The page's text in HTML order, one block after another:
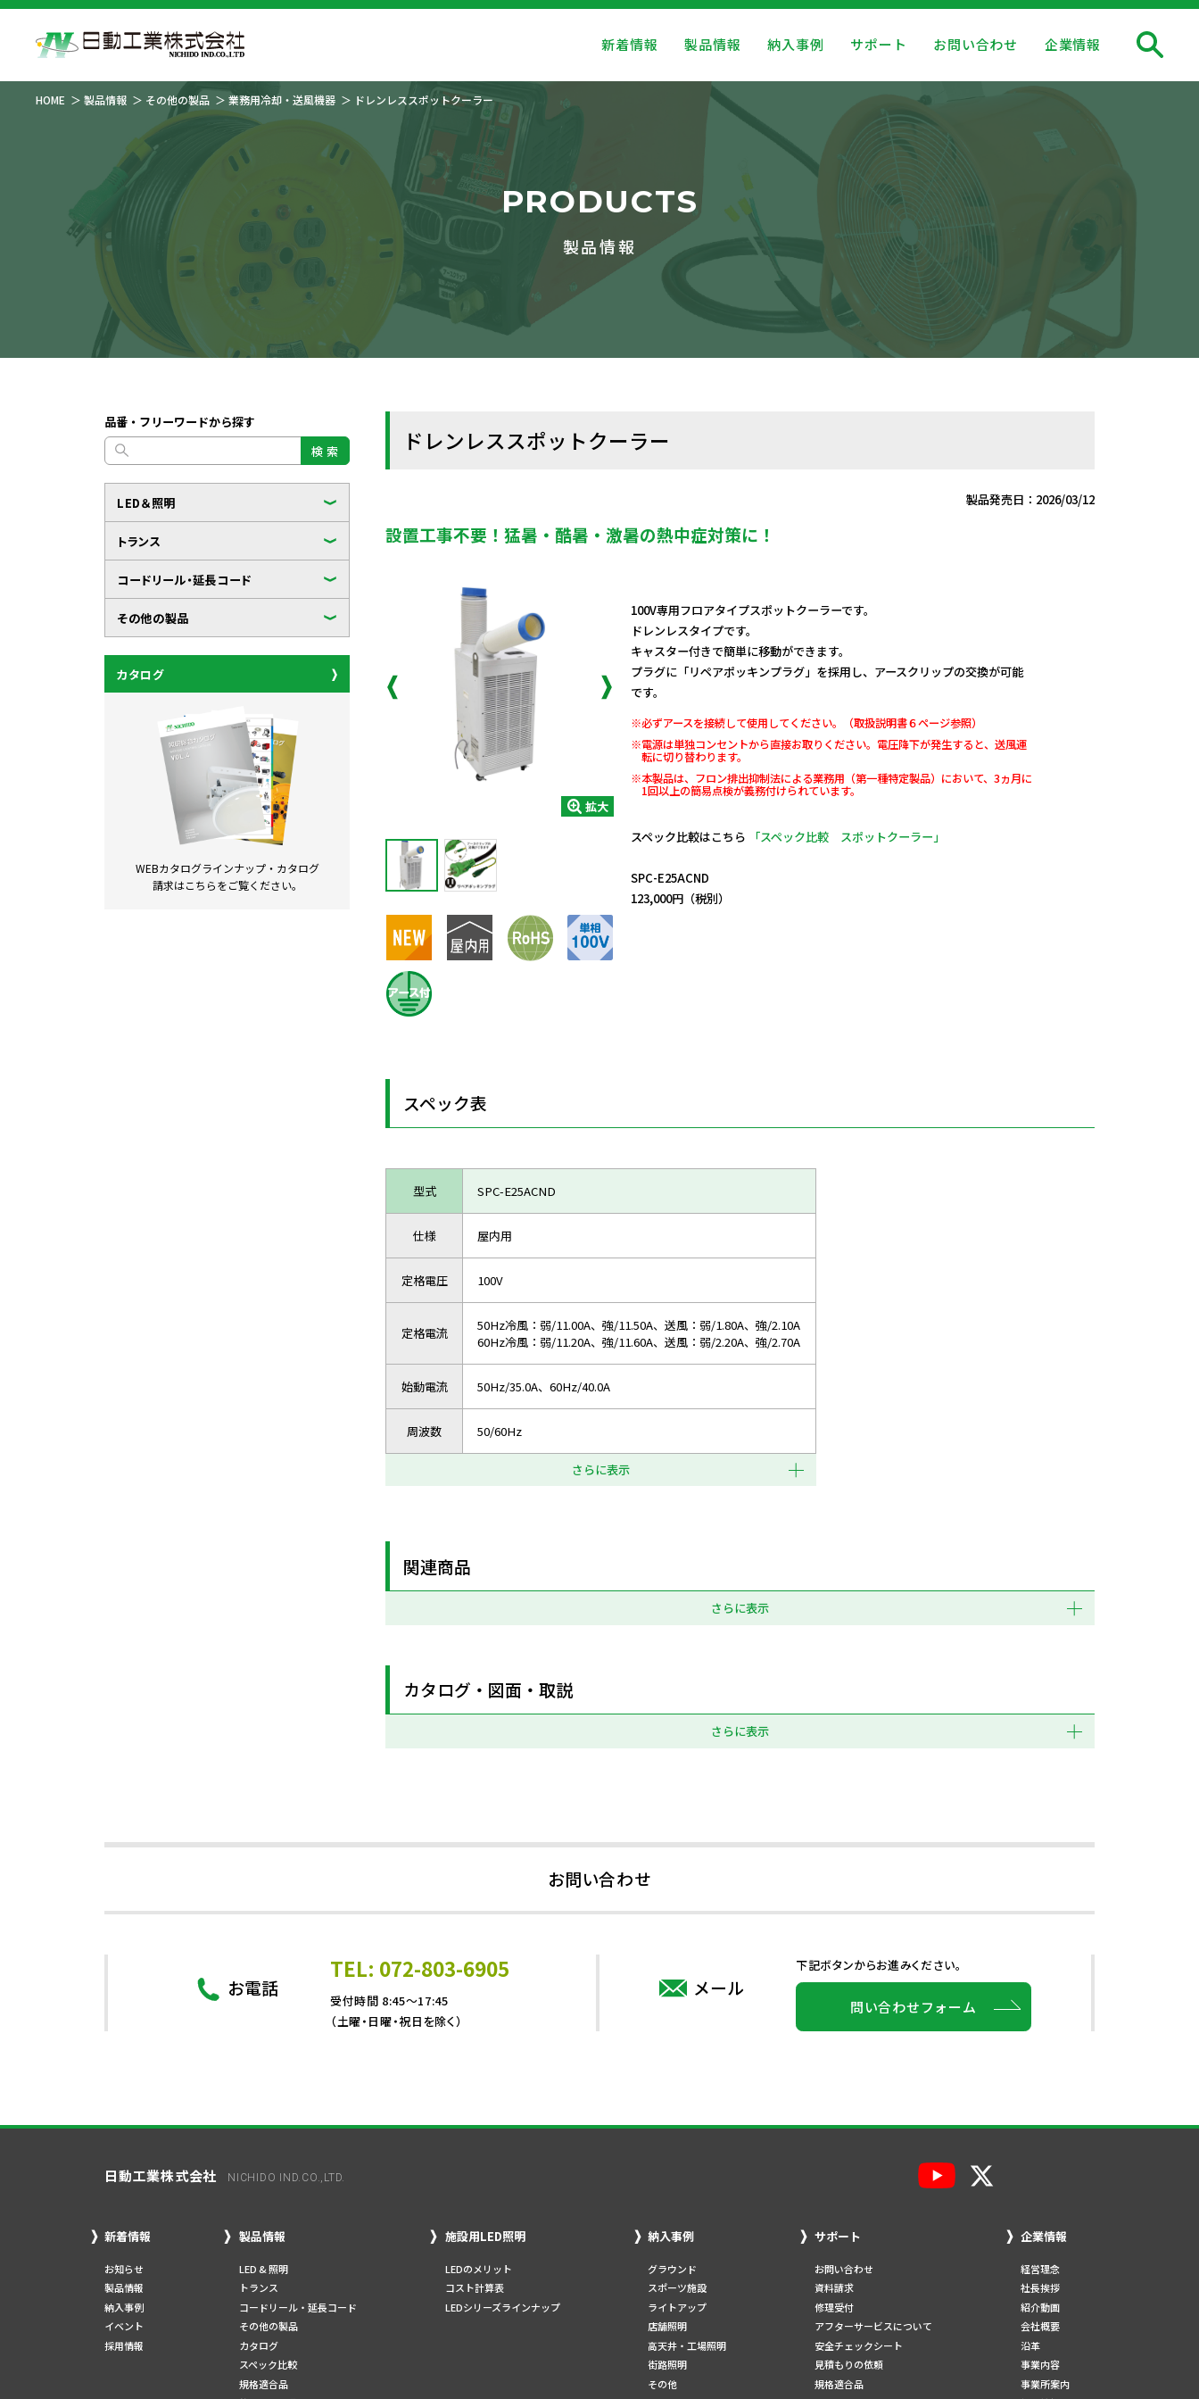
新着情報 製品情報 納入事例 サポート お問い合わせ 企業情報
HOME 製品情報 その他の製品 業務用冷却・送風機器 ドレンレススポットクーラー
PRODUCTS
製品情報
品番・フリーワードから探す
検 索
LED＆照明
トランス
コードリール・延長コード
その他の製品
カタログ
WEBカタログラインナップ・ カタログ
請求はこちらをご覧ください。
ドレンレススポットクーラー
製品発売日：2026/03/12
設置工事不要！猛暑・酷暑・激暑の熱中症対策に！
拡大
100V専用フロアタイプスポットクーラーです。
ドレンレスタイプです。
キャスター付きで簡単に移動ができます。
プラグに「リペアポッキンプラグ」を採用し、アースクリップの交換が可能
です。
※必ずアースを接続して使用してください。（取扱説明書６ページ参照）
※電源は単独コンセントから直接お取りください。電圧降下が発生すると、送風運
転に切り替わります。
※本製品は、フロン排出抑制法による業務用（第一種特定製品）において、3ヵ月に
1回以上の簡易点検が義務付けられています。
スペック比較はこちら
「スペック比較 スポットクーラー」
SPC-E25ACND
123,000円（税別）
スペック表
型式 SPC-E25ACND
仕様 屋内用
定格電圧 100V
定格電流
50Hz冷風：弱/11.00A、強/11.50A、送風：弱/1.80A、強/2.10A
60Hz冷風：弱/11.20A、強/11.60A、送風：弱/2.20A、強/2.70A
始動電流 50Hz/35.0A、60Hz/40.0A
周波数 50/60Hz
さらに表示
関連商品
さらに表示
カタログ・図面・取説
さらに表示
お問い合わせ
お電話
TEL: 072-803-6905
受付時間 8:45～17:45
（土曜・日曜・祝日を除く）
メール
下記ボタンからお進みください。
問い合わせフォーム
日動工業株式会社 NICHIDO IND.CO.,LTD.
新着情報
お知らせ
製品情報
納入事例
イベント
採用情報
製品情報
LED & 照明
トランス
コードリール・延長コード
その他の製品
カタログ
スペック比較
規格適合品
施設用LED照明
LEDのメリット
コスト計算表
LEDシリーズラインナップ
納入事例
グラウンド
スポーツ施設
ライトアップ
店舗照明
高天井・工場照明
街路照明
その他
サポート
お問い合わせ
資料請求
修理受付
アフターサービスについて
安全チェックシート
見積もりの依頼
規格適合品
企業情報
経営理念
社長挨拶
紹介動画
会社概要
沿革
事業内容
事業所案内